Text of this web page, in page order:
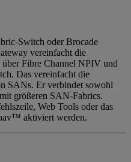
Switch oder Brocade
vereinfacht die
Fibre Channel NPIV und
Das vereinfacht die
SANs. Er verbindet sowohl
größeren SAN-Fabrics.
Web Tools oder das
aktiviert werden.